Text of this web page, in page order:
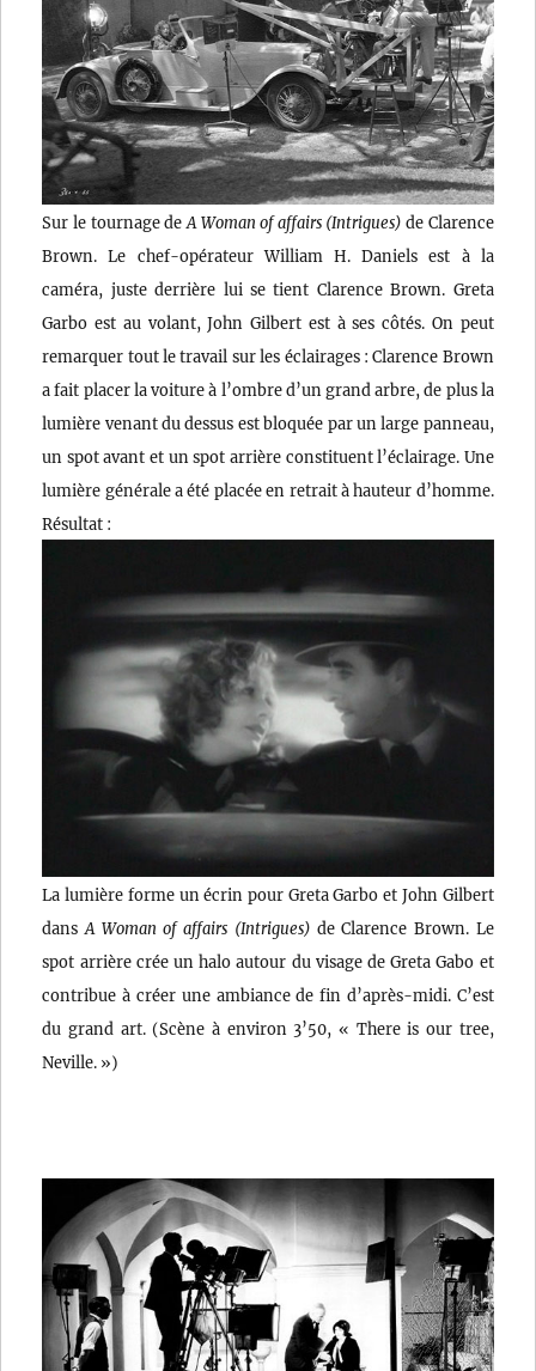
Sur le tournage de A Woman of affairs (Intrigues) de Clarence
Brown. Le chef-opérateur William H. Daniels est à la
caméra, juste derrière lui se tient Clarence Brown. Greta
Garbo est au volant, John Gilbert est à ses côtés. On peut
remarquer tout le travail sur les éclairages : Clarence Brown
a fait placer la voiture à l’ombre d’un grand arbre, de plus la
lumière venant du dessus est bloquée par un large panneau,
un spot avant et un spot arrière constituent l’éclairage. Une
lumière générale a été placée en retrait à hauteur d’homme.
Résultat :
La lumière forme un écrin pour Greta Garbo et John Gilbert
dansA Woman of affairs (Intrigues)de Clarence Brown. Le
spot arrière crée un halo autour du visage de Greta Gabo et
contribue à créer une ambiance de fin d’après-midi. C’est
du grand art. (Scène à environ 3’50, « There is our tree,
Neville. »)